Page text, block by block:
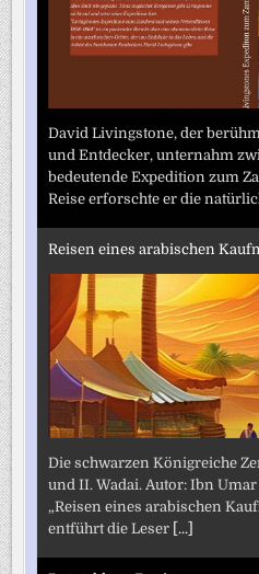
David Livingstone, der
und Entdecker, unternahm
bedeutende Expedition zum
Reise erforschte er die
Reisen eines arabischen
Die schwarzen Königreiche
und II. Wadai. Autor: Ibn
„Reisen eines arabischen
entführt die Leser [...]